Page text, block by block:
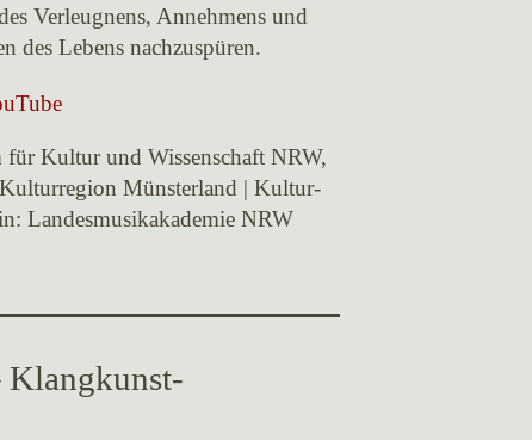
Verleugnens, Annehmens und
des Lebens nachzuspüren.
Kultur und Wissenschaft NRW,
Münsterland | Kultur-
Landesmusikakademie NRW
Klangkunst-